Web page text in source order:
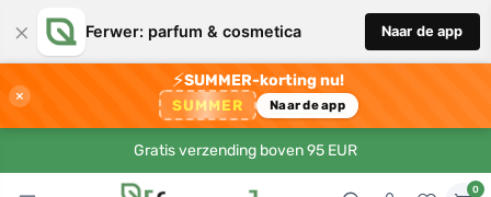
× Ferwer: parfum & cosmetica Naar de app
×
⚡SUMMER-korting nu!
SUMMER Naar de app
Gratis verzending boven 95 EUR
0